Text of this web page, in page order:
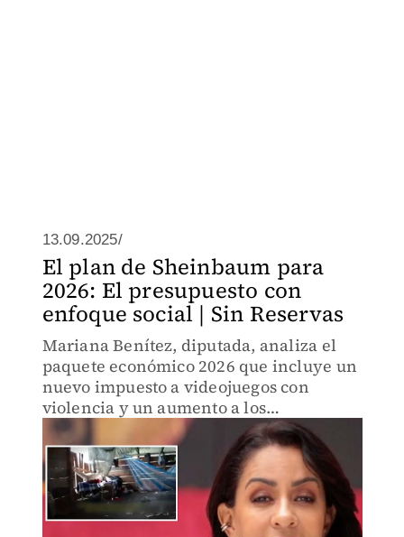
13.09.2025/
El plan de Sheinbaum para
2026: El presupuesto con
enfoque social | Sin Reservas
Mariana Benítez, diputada, analiza el
paquete económico 2026 que incluye un
nuevo impuesto a videojuegos con
violencia y un aumento a los
gravámenes de las bebidas saborizadas.
La propuesta busca el desarrollo con
justicia social.